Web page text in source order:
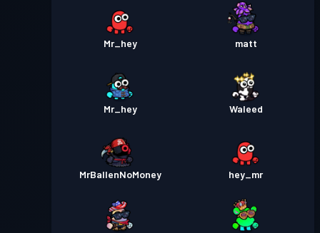
Mr_hey matt
Mr_hey Waleed
MrBallenNoMoney hey_mr